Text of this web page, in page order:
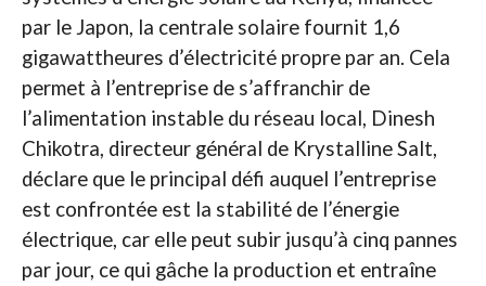
par le Japon, la centrale solaire fournit 1,6
gigawattheures d’électricité propre par an. Cela
permet à l’entreprise de s’affranchir de
l’alimentation instable du réseau local, Dinesh
Chikotra, directeur général de Krystalline Salt,
déclare que le principal défi auquel l’entreprise
est confrontée est la stabilité de l’énergie
électrique, car elle peut subir jusqu’à cinq pannes
par jour, ce qui gâche la production et entraîne